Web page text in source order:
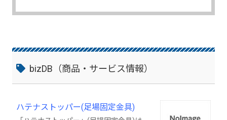
bizDB（商品・サービス情報）
ハテナストッパー(足場固定金具)